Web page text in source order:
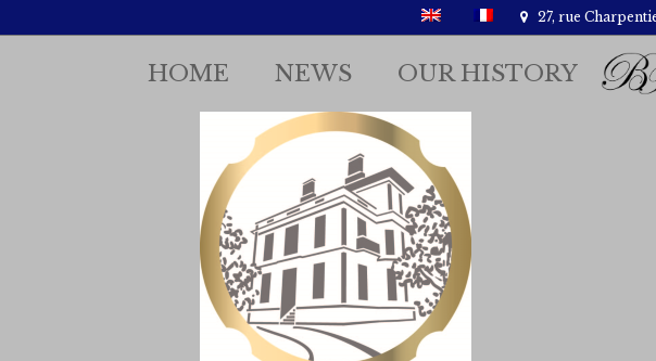
27, rue
HOME NEWS OUR HISTORY